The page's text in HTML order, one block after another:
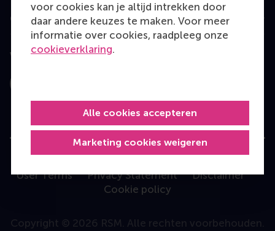
voor cookies kan je altijd intrekken door
daar andere keuzes te maken. Voor meer
informatie over cookies, raadpleeg onze
cookieverklaring.
Marketing cookies weigeren
Alle cookies accepteren
Contact
Volg ons
User Terms Privacy Statement
Disclaimer
Cookie policy